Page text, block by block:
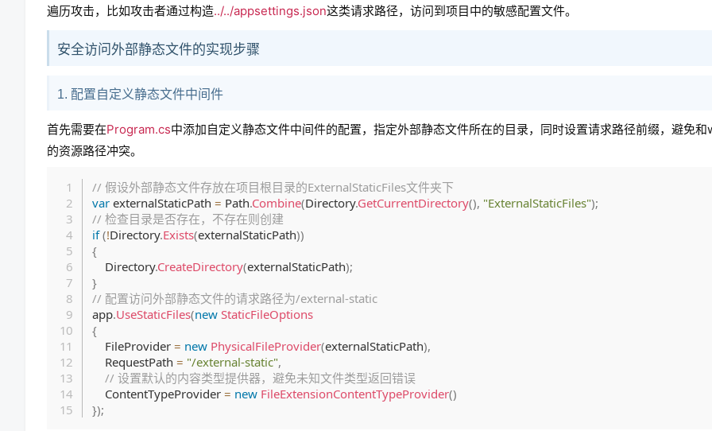
遍历攻击，比如攻击者通过构造../../appsettings.json这类请求路径，访问到项目中的敏感配置文件。
安全访问外部静态文件的实现步骤
1. 配置自定义静态文件中间件
首先需要在Program.cs中添加自定义静态文件中间件的配置，指定外部静态文件所在的目录，同时设置请求路径前缀，避免
的资源路径冲突。
// 假设外部静态文件存放在项目根目录的ExternalStaticFiles文件夹下
var externalStaticPath = Path.Combine(Directory.GetCurrentDirectory(), "ExternalStaticFiles");
// 检查目录是否存在，不存在则创建
if (!Directory.Exists(externalStaticPath))
{
    Directory
.CreateDirectory(externalStaticPath);
}
// 配置访问外部静态文件的请求路径为/external-static
app.UseStaticFiles(new StaticFileOptions
{
    FileProvider
= new PhysicalFileProvider(externalStaticPath),
    RequestPath
= "/external-static",
// 设置默认的内容类型提供器，避免未知文件类型返回错误
    ContentTypeProvider
= new FileExtensionContentTypeProvider()
});